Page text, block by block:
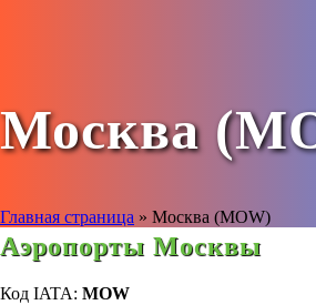
Москва
Главная страница » Москва (MOW)
Аэропорты Москвы
Код IATA: MOW